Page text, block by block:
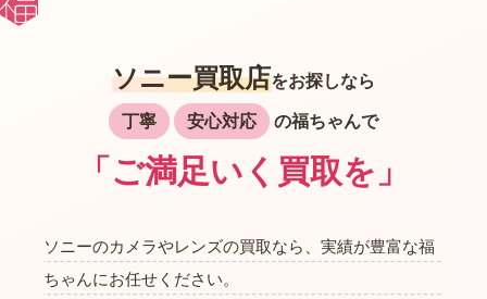
ソニー買取店をお探しなら
丁寧 安心対応 の福ちゃんで
「ご満足いく買取を」
ソニーのカメラやレンズの買取なら、実績が豊富な福
ちゃんにお任せください。